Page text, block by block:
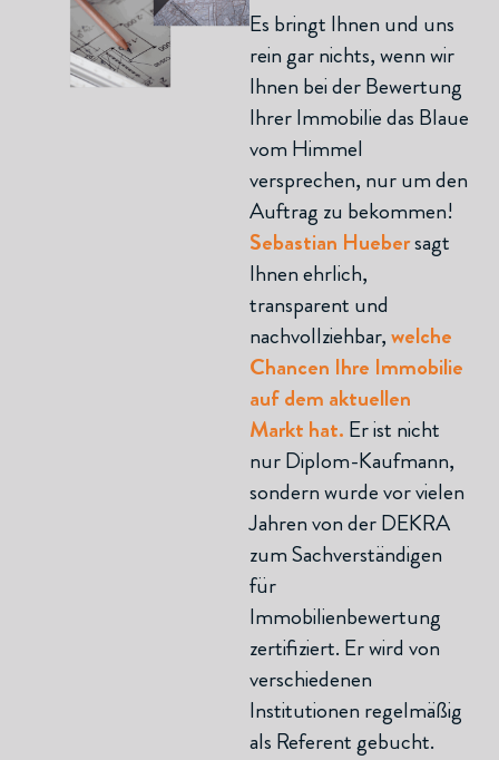
Es bringt Ihnen und uns
rein gar nichts, wenn wir
Ihnen bei der Bewertung
Ihrer Immobilie das Blaue
vom Himmel
versprechen, nur um den
Auftrag zu bekommen!
Sebastian Huebersagt
Ihnen ehrlich,
transparent und
nachvollziehbar,welche
Chancen Ihre Immobilie
auf dem aktuellen
Markt hat. Er ist nicht
nur Diplom-Kaufmann,
sondern wurde vor vielen
Jahren von der DEKRA
zum Sachverständigen
für
Immobilienbewertung
zertifiziert. Er wird von
verschiedenen
Institutionen regelmäßig
als Referent gebucht.